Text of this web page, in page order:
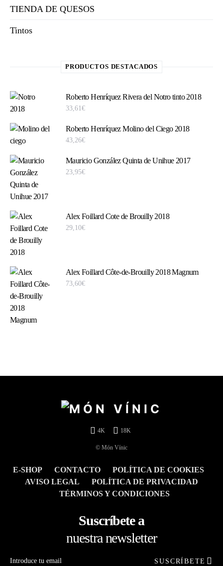
TIENDA DE QUESOS
Tintos
PRODUCTOS DESTACADOS
Roberto Henríquez Rivera del Notro tinto 2018
33,61€
Roberto Henríquez Molino del Ciego 2018
43,26€
Mauricio González Quinta de Unihue 2017
23,95€
Alex Foillard Cote de Brouilly 2018
29,10€
Alex Foillard Côte-de-Brouilly 2018 Magnum
73,60€
4K 18K
© Món Vínic
E-SHOP CONTACTO
POLÍTICA DE COOKIES
AVISO LEGAL
POLÍTICA DE PRIVACIDAD
TÉRMINOS Y CONDICIONES
Suscríbete a
nuestra newsletter
SUSCRÍBETE